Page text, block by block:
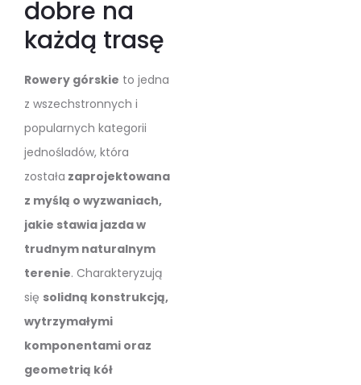
dobre na
każdą trasę
Rowery górskie to jedna
z wszechstronnych i
popularnych kategorii
jednośladów, która
została zaprojektowana
z myślą o wyzwaniach,
jakie stawia jazda w
trudnym naturalnym
terenie. Charakteryzują
się solidną konstrukcją,
wytrzymałymi
komponentami oraz
geometrią kół